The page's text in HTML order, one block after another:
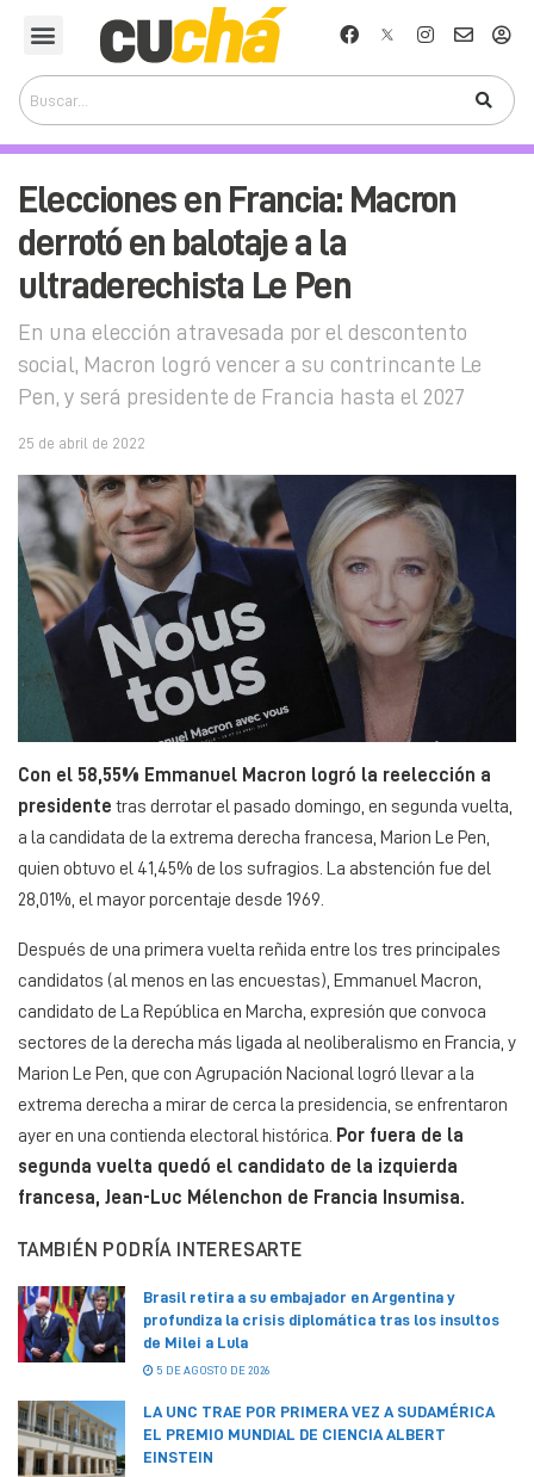
Elecciones en Francia: Macron
derrotó en balotaje a la
ultraderechista Le Pen
En una elección atravesada por el descontento
social, Macron logró vencer a su contrincante Le
Pen, y será presidente de Francia hasta el 2027
25 de abril de 2022
Con el 58,55% Emmanuel Macron logró la reelección a
presidente tras derrotar el pasado domingo, en segunda vuelta,
a la candidata de la extrema derecha francesa, Marion Le Pen,
quien obtuvo el 41,45% de los sufragios. La abstención fue del
28,01%, el mayor porcentaje desde 1969.
Después de una primera vuelta reñida entre los tres principales
candidatos (al menos en las encuestas), Emmanuel Macron,
candidato de La República en Marcha, expresión que convoca
sectores de la derecha más ligada al neoliberalismo en Francia, y
Marion Le Pen, que con Agrupación Nacional logró llevar a la
extrema derecha a mirar de cerca la presidencia, se enfrentaron
ayer en una contienda electoral histórica.
Por fuera de la
segunda vuelta quedó el candidato de la izquierda
francesa, Jean-Luc Mélenchon de Francia Insumisa.
TAMBIÉN PODRÍA INTERESARTE
Brasil retira a su embajador en Argentina y
profundiza la crisis diplomática tras los insultos
de Milei a Lula
5 DE AGOSTO DE 2026
LA UNC TRAE POR PRIMERA VEZ A SUDAMÉRICA
EL PREMIO MUNDIAL DE CIENCIA ALBERT
EINSTEIN